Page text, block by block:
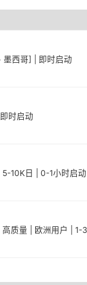
西哥] | 即时启动
时启动
10K日 | 0-1小时启动
质量 | 欧洲用户 | 1-